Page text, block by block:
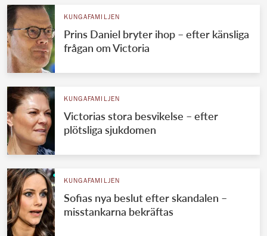
KUNGAFAMILJEN
Prins Daniel bryter ihop – efter känsliga
frågan om Victoria
KUNGAFAMILJEN
Victorias stora besvikelse – efter
plötsliga sjukdomen
KUNGAFAMILJEN
Sofias nya beslut efter skandalen –
misstankarna bekräftas